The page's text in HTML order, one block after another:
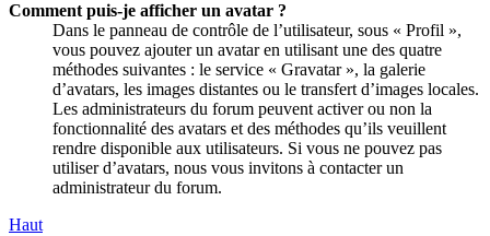
Comment puis-je afficher un avatar ?
Dans le panneau de contrôle de l’utilisateur, sous « Profil »,
vous pouvez ajouter un avatar en utilisant une des quatre
méthodes suivantes : le service « Gravatar », la galerie
d’avatars, les images distantes ou le transfert d’images locales.
Les administrateurs du forum peuvent activer ou non la
fonctionnalité des avatars et des méthodes qu’ils veuillent
rendre disponible aux utilisateurs. Si vous ne pouvez pas
utiliser d’avatars, nous vous invitons à contacter un
administrateur du forum.
Haut